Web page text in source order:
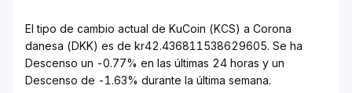
El tipo de cambio actual de KuCoin (KCS) a Corona
danesa (DKK) es de kr42.436811538629605. Se ha
Descenso un -0.77% en las últimas 24 horas y un
Descenso de -1.63% durante la última semana.